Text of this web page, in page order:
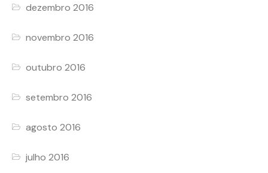
dezembro 2016
novembro 2016
outubro 2016
setembro 2016
agosto 2016
julho 2016